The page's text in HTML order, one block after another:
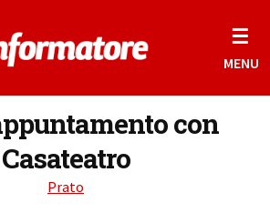
☰
MENU
con
Casateatro
Prato